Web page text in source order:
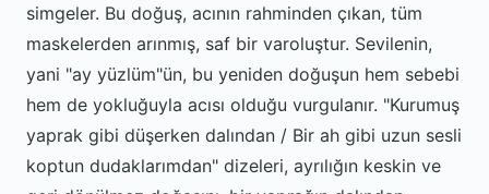
simgeler. Bu doğuş, acının rahminden çıkan, tüm
maskelerden arınmış, saf bir varoluştur. Sevilenin,
yani "ay yüzlüm"ün, bu yeniden doğuşun hem sebebi
hem de yokluğuyla acısı olduğu vurgulanır. "Kurumuş
yaprak gibi düşerken dalından / Bir ah gibi uzun sesli
koptun dudaklarımdan" dizeleri, ayrılığın keskin ve